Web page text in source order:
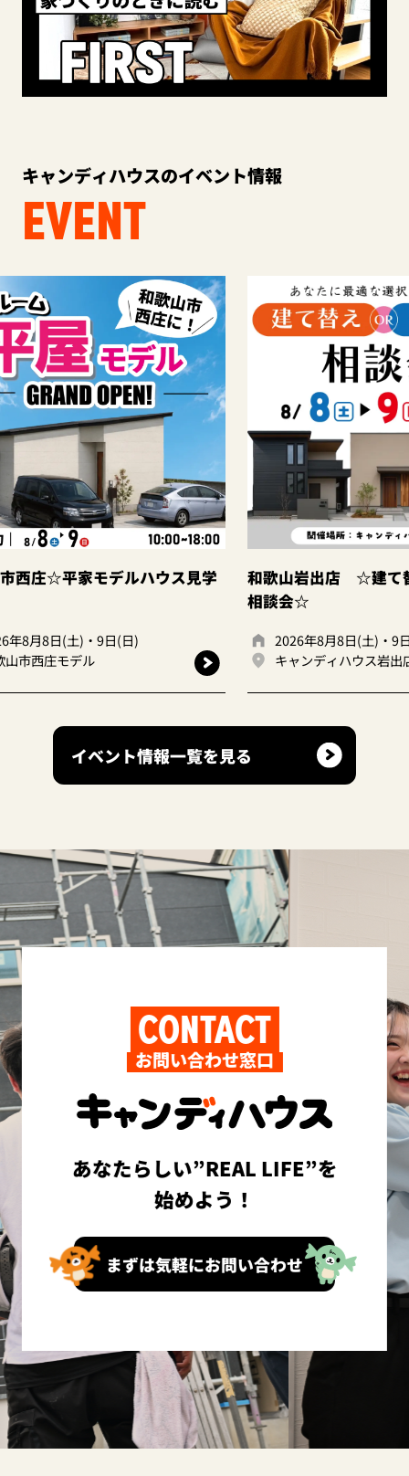
キャンディハウスのイベント情報
EVENT
見学
和歌山岩出店 ☆建て替えor住み替え
2026年8月8日(土)・9日(日)
キャンディハウス岩出店
大阪
イベント情報一覧を見る
CONTACT
お問い合わせ窓口
あなたらしい”REAL LIFE”を
始めよう！
まずは気軽にお問い合わせ